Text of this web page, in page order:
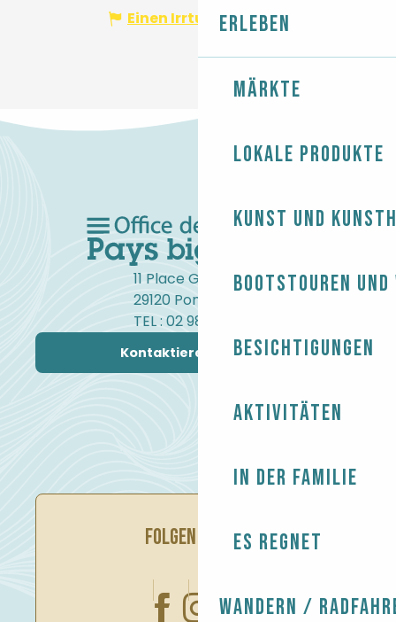
Erleben
Märkte
Lokale Produkte
Kunst und
Bootstouren
Besichtigungen
Aktivitäten
In der Familie
Es regnet
Wandern /
Einen Irrtum angeben
11 Place Gambetta
29120 Pont-l'Abbé
TEL : 02 98 82 37 99
Kontaktieren Sie uns
FOLGEN SIE UNS